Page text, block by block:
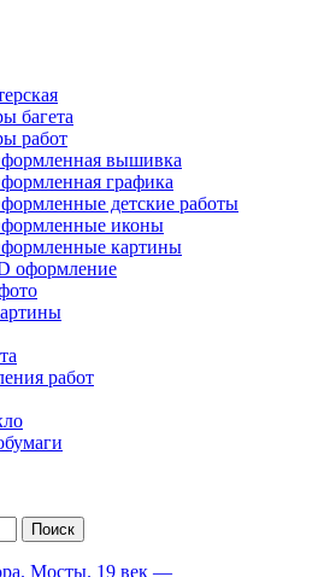
багета
работ
вышивка
графика
детские работы
иконы
картины
оформление
работ
Поиск